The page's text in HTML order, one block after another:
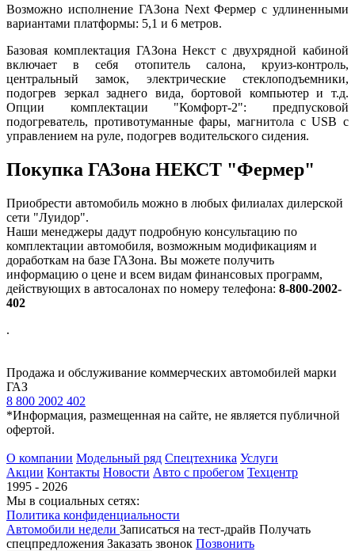
Возможно исполнение ГАЗона Next Фермер с удлиненными
вариантами платформы: 5,1 и 6 метров.
Базовая комплектация ГАЗона Некст с двухрядной кабиной
включает в себя отопитель салона, круиз-контроль,
центральный замок, электрические стеклоподъемники,
подогрев зеркал заднего вида, бортовой компьютер и т.д.
Опции комплектации "Комфорт-2": предпусковой
подогреватель, противотуманные фары, магнитола с USB с
управлением на руле, подогрев водительского сидения.
Покупка ГАЗона НЕКСТ "Фермер"
Приобрести автомобиль можно в любых филиалах дилерской
сети "Луидор".
Наши менеджеры дадут подробную консультацию по
комплектации автомобиля, возможным модификациям и
доработкам на базе ГАЗона. Вы можете получить
информацию о цене и всем видам финансовых программ,
действующих в автосалонах по номеру телефона: 8-800-2002-
402
.
Продажа и обслуживание коммерческих автомобилей марки
ГАЗ
8 800 2002 402
*Информация, размещенная на сайте, не является публичной
офертой.
О компании Модельный ряд Спецтехника Услуги
Акции Контакты Новости Авто с пробегом Техцентр
1995 - 2026
Мы в социальных сетях:
Политика конфиденциальности
Автомобили недели Записаться на тест-драйв Получать
спецпредложения Заказать звонок Позвонить